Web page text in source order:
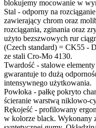
blokujemy mocowanie w
Stal - odporny na
zawierający chrom oraz
rozciągania, zginania oraz
użyto bezszwowych rur
(Czech standard) = CK55 -
ze stali Cro-Mo 4130.
Twardość - stalowe
gwarantuje to dużą
intensywnego użytkowania.
Powłoka - pałkę pokryto
ścieranie warstwą niklowo-
Rękojeść - profilowany
w kolorze black. Wykonany